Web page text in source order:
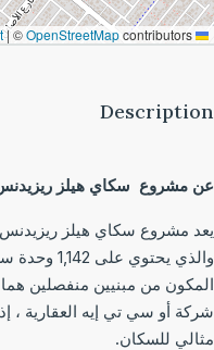
Leaflet
|©OpenStreetMapcontributors
مشروع سكاي ھیلز ریزیدنس
مشروع سكاي ھیلز ریزیدنس
والذي يحتوي
أو سي تي إیه العقارية ،
للسكان.